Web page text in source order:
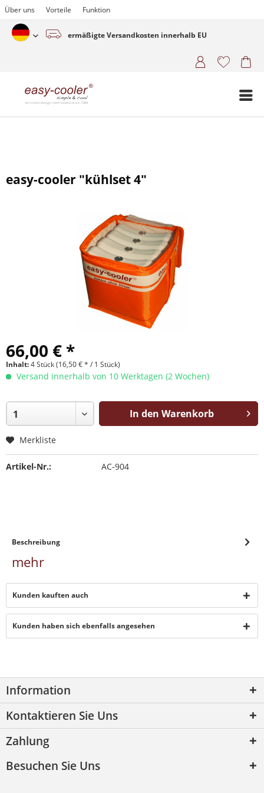
Über uns Vorteile Funktion
Deutsch (www.easy-cooler.com)
ermäßigte Versandkosten innerhalb EU
easy-cooler "kühlset 4"
66,00 € *
Inhalt:4 Stück (16,50 € * / 1 Stück)
Versand innerhalb von 10 Werktagen (2 Wochen)
In den Warenkorb
Merkliste
Artikel-Nr.: AC-904
Beschreibung
mehr
Kunden kauften auch
Kunden haben sich ebenfalls angesehen
Information
Kontaktieren Sie Uns
Zahlung
Besuchen Sie Uns